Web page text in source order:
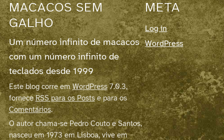
MACACOS SEM
GALHO
Um número infinito de macacos
com um número infinito de
teclados desde 1999
Este blog corre emWordPress7.0.3,
forneceRSS para os Postse para os
Comentários.
O autor chama-se Pedro Couto e Santos,
nasceu em 1973 em Lisboa, vive em
META
Log in
WordPress